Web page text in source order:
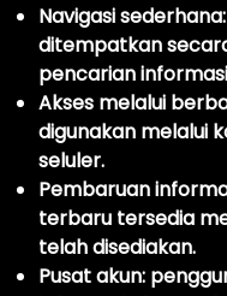
Navigasi sederhana:
ditempatkan
pencarian
Akses melalui
digunakan melalui
seluler.
Pembaruan
terbaru tersedia
telah disediakan.
Pusat akun: